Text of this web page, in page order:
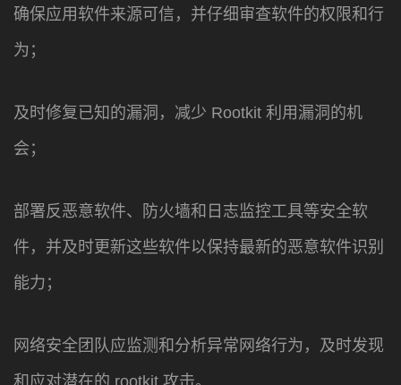
确保应用软件来源可信，并仔细审查软件的权限和行
为；
及时修复已知的漏洞，减少 Rootkit 利用漏洞的机
会；
部署反恶意软件、防火墙和日志监控工具等安全软
件，并及时更新这些软件以保持最新的恶意软件识别
能力；
网络安全团队应监测和分析异常网络行为，及时发现
和应对潜在的 rootkit 攻击。